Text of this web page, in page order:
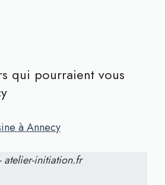
qui pourraient vous
à Annecy
atelier-initiation.fr